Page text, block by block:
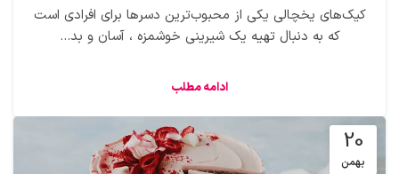
کیک‌های یخچالی یکی از محبوب‌ترین دسرها برای افرادی است
که به دنبال تهیه یک شیرینی خوشمزه ، آسان و بد...
ادامه مطلب
20
بهمن